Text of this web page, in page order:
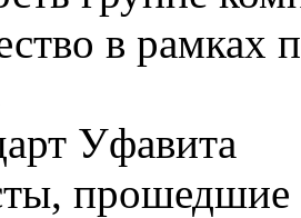
в рамках
Уфавита
прошедшие